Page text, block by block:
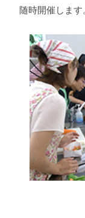
随時開催します